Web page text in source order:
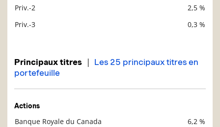
Priv.-2
2,5 %
Priv.-3
0,3 %
Principaux titres | Les 25 principaux titres en
portefeuille
Actions
Banque Royale du Canada
6,2 %